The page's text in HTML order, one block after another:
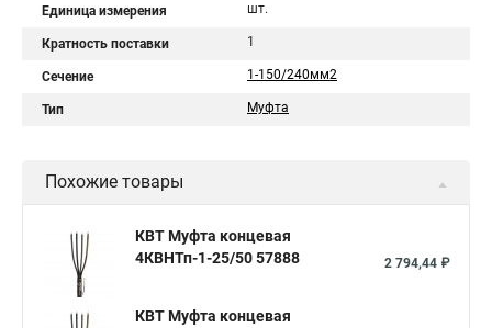
Единица измерения шт.
Кратность поставки 1
Сечение 1-150/240мм2
Тип Муфта
Похожие товары
КВТ Муфта концевая
4КВНТп-1-25/50 57888
2 794,44 ₽
КВТ Муфта концевая